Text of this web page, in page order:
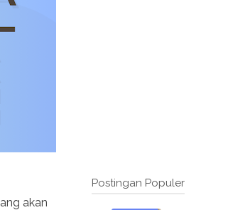
akan
Postingan Populer